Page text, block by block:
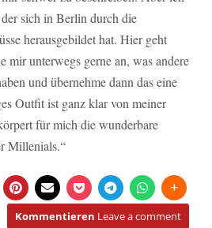
sich in Berlin durch die
herausgebildet hat. Hier geht
mir unterwegs gerne an, was andere
und übernehme dann das eine
Outfit ist ganz klar von meiner
für mich die wunderbare
Millenials.“
Kommentieren Leave a comment